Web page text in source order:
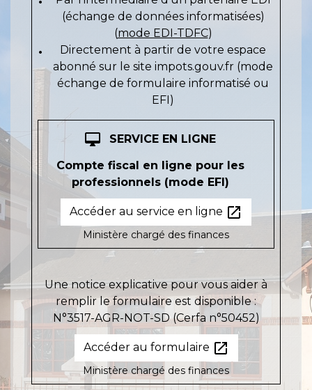
(échange de données informatisées)
(mode EDI-TDFC)
Directement à partir de votre espace
abonné sur le site impots.gouv.fr (mode
échange de formulaire informatisé ou
EFI)
desktop_mac
SERVICE EN LIGNE
Compte fiscal en ligne pour les
professionnels (mode EFI)
Accéder au service en ligne open_in_new
Ministère chargé des finances
Une notice explicative pour vous aider à
remplir le formulaire est disponible :
N°3517-AGR-NOT-SD (Cerfa n°50452)
Accéder au formulaire open_in_new
Ministère chargé des finances